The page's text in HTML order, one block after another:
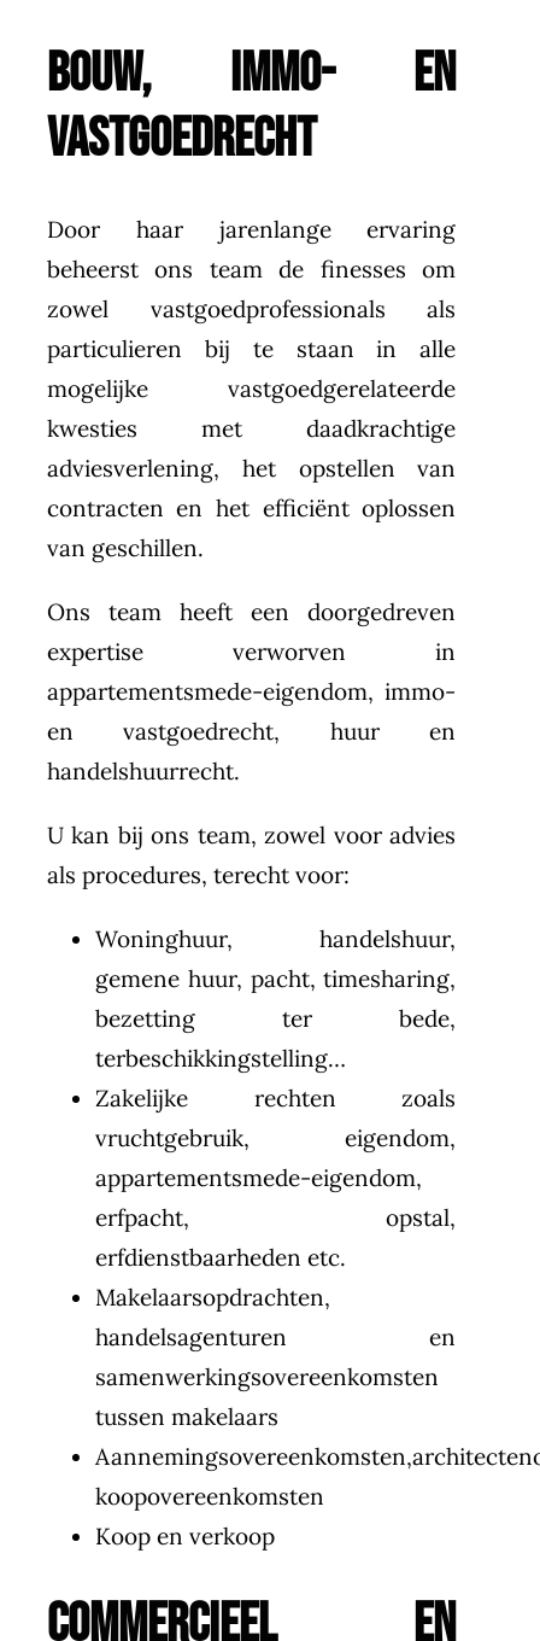
BOUW, IMMO- EN
VASTGOEDRECHT
Door haar jarenlange ervaring
beheerst ons team de finesses om
zowel vastgoedprofessionals als
particulieren bij te staan in alle
mogelijke vastgoedgerelateerde
kwesties met daadkrachtige
adviesverlening, het opstellen van
contracten en het efficiënt oplossen
van geschillen.
Ons team heeft een doorgedreven
expertise verworven in
appartementsmede-eigendom, immo-
en vastgoedrecht, huur en
handelshuurrecht.
U kan bij ons team, zowel voor advies
als procedures, terecht voor:
Woninghuur, handelshuur,
gemene huur, pacht, timesharing,
bezetting ter bede,
terbeschikkingstelling…
Zakelijke rechten zoals
vruchtgebruik, eigendom,
appartementsmede-eigendom,
erfpacht, opstal,
erfdienstbaarheden etc.
Makelaarsopdrachten,
handelsagenturen en
samenwerkingsovereenkomsten
tussen makelaars
koopovereenkomsten
Koop en verkoop
COMMERCIEEL EN